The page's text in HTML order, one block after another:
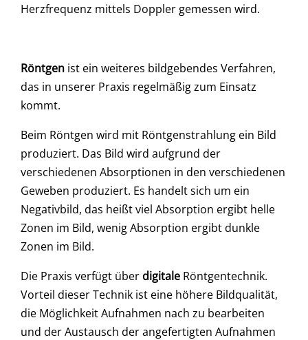
Herzfrequenz mittels Doppler gemessen wird.
Röntgen ist ein weiteres bildgebendes Verfahren,
das in unserer Praxis regelmäßig zum Einsatz
kommt.
Beim Röntgen wird mit Röntgenstrahlung ein Bild
produziert. Das Bild wird aufgrund der
verschiedenen Absorptionen in den verschiedenen
Geweben produziert. Es handelt sich um ein
Negativbild, das heißt viel Absorption ergibt helle
Zonen im Bild, wenig Absorption ergibt dunkle
Zonen im Bild.
Die Praxis verfügt über digitale Röntgentechnik.
Vorteil dieser Technik ist eine höhere Bildqualität,
die Möglichkeit Aufnahmen nach zu bearbeiten
und der Austausch der angefertigten Aufnahmen